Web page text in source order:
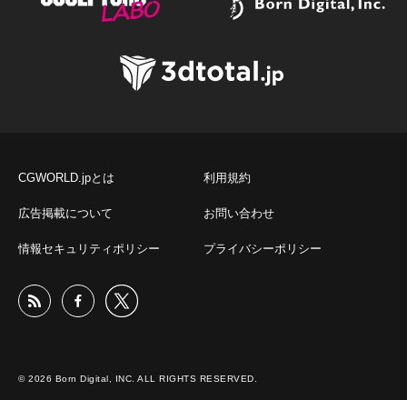
CGWORLD.jpとは 利用規約
広告掲載について お問い合わせ
情報セキュリティポリシー プライバシーポリシー
© 2026 Born Digital, INC. ALL RIGHTS RESERVED.